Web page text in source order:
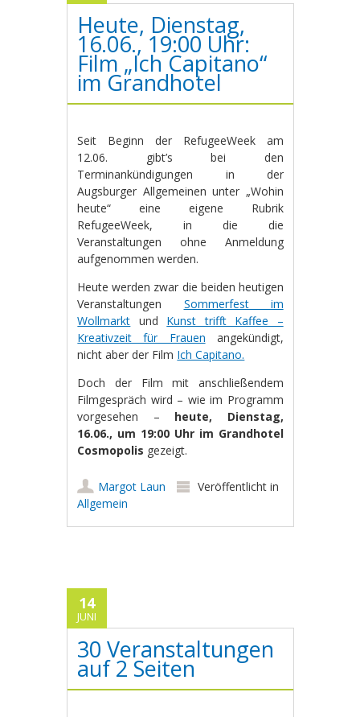
Heute, Dienstag,
16.06., 19:00 Uhr:
Film „Ich Capitano“
im Grandhotel
Seit Beginn der RefugeeWeek am
12.06. gibt’s bei den
Terminankündigungen in der
Augsburger Allgemeinen unter „Wohin
heute“ eine eigene Rubrik
RefugeeWeek, in die die
Veranstaltungen ohne Anmeldung
aufgenommen werden.
Heute werden zwar die beiden heutigen
Veranstaltungen Sommerfest im
Wollmarkt und Kunst trifft Kaffee –
Kreativzeit für Frauen angekündigt,
nicht aber der Film Ich Capitano.
Doch der Film mit anschließendem
Filmgespräch wird – wie im Programm
vorgesehen – heute, Dienstag,
16.06., um 19:00 Uhr im Grandhotel
Cosmopolis gezeigt.
Margot Laun
Veröffentlicht in
Allgemein
14
JUNI
30 Veranstaltungen
auf 2 Seiten